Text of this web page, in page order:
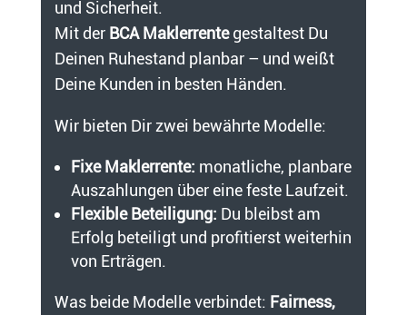
und Sicherheit.
Mit der BCA Maklerrentegestaltest Du
Deinen Ruhestand planbar – und weißt
Deine Kunden in besten Händen.
Wir bieten Dir zwei bewährte Modelle:
Fixe Maklerrente: monatliche, planbare
Auszahlungen über eine feste Laufzeit.
Flexible Beteiligung: Du bleibst am
Erfolg beteiligt und profitierst weiterhin
von Erträgen.
Was beide Modelle verbindet: Fairness,